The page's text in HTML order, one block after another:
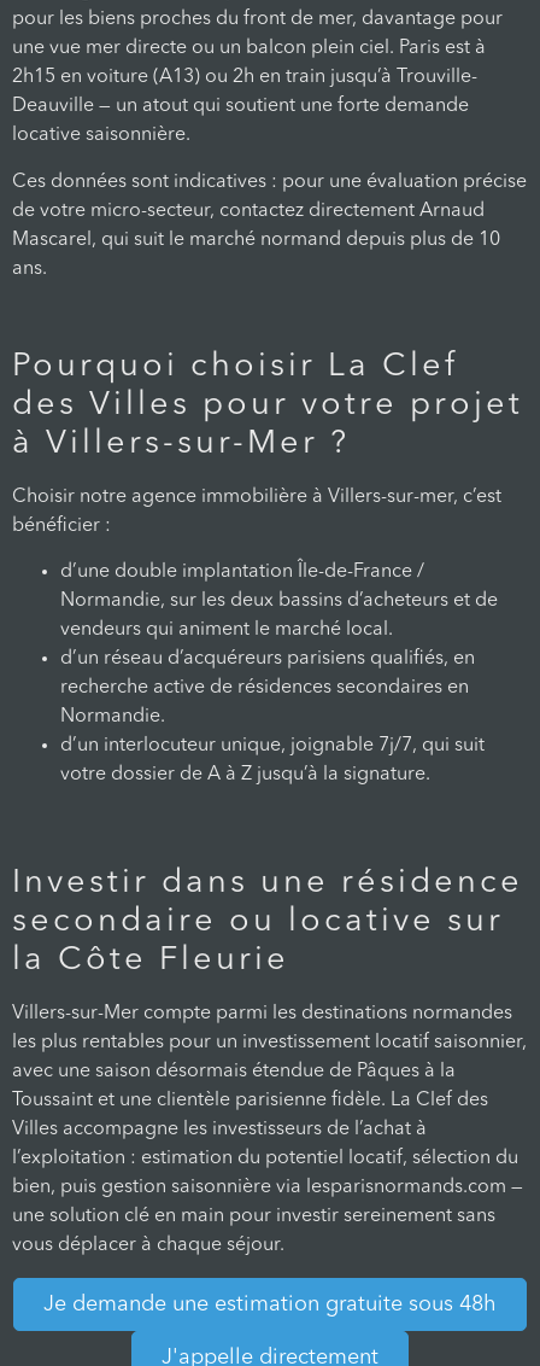
pour les biens proches du front de mer, davantage pour
une vue mer directe ou un balcon plein ciel. Paris est à
2h15 en voiture (A13) ou 2h en train jusqu’à Trouville-
Deauville — un atout qui soutient une forte demande
locative saisonnière.
Ces données sont indicatives : pour une évaluation précise
de votre micro-secteur, contactez directement Arnaud
Mascarel, qui suit le marché normand depuis plus de 10
ans.
Pourquoi choisir La Clef
des Villes pour votre projet
à Villers-sur-Mer ?
Choisir notre agence immobilière à Villers-sur-mer, c’est
bénéficier :
d’une double implantation Île-de-France /
Normandie, sur les deux bassins d’acheteurs et de
vendeurs qui animent le marché local.
d’un réseau d’acquéreurs parisiens qualifiés, en
recherche active de résidences secondaires en
Normandie.
d’un interlocuteur unique, joignable 7j/7, qui suit
votre dossier de A à Z jusqu’à la signature.
Investir dans une résidence
secondaire ou locative sur
la Côte Fleurie
Villers-sur-Mer compte parmi les destinations normandes
les plus rentables pour un investissement locatif saisonnier,
avec une saison désormais étendue de Pâques à la
Toussaint et une clientèle parisienne fidèle. La Clef des
Villes accompagne les investisseurs de l’achat à
l’exploitation : estimation du potentiel locatif, sélection du
bien, puis gestion saisonnière via lesparisnormands.com —
une solution clé en main pour investir sereinement sans
vous déplacer à chaque séjour.
Je demande une estimation gratuite sous 48h
J'appelle directement